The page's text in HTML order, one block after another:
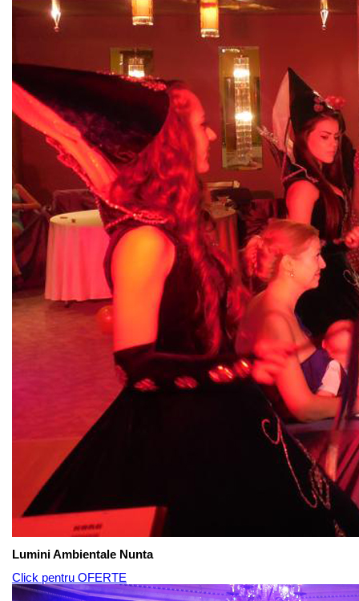
Lumini Ambientale Nunta
Click pentru OFERTE